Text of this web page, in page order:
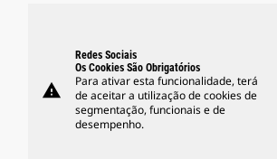
warning
Redes Sociais
Os Cookies São Obrigatórios
Para ativar esta funcionalidade, terá
de aceitar a utilização de cookies de
segmentação, funcionais e de
desempenho.